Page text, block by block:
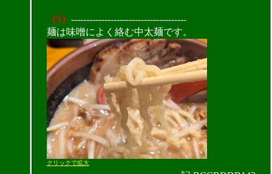
（5） --------------------------------------
麺は味噌によく絡む中太麺です。
クリックで拡大